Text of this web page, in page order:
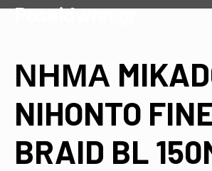
Poseidwnn.gr
ΝΗΜΑ
NIHONTO
BRAID BL